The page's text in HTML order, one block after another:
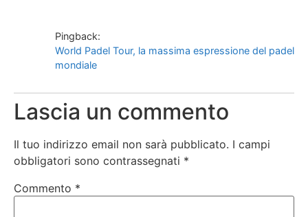
Pingback:
World Padel Tour, la massima espressione del padel
mondiale
Lascia un commento
Il tuo indirizzo email non sarà pubblicato. I campi
obbligatori sono contrassegnati *
Commento *